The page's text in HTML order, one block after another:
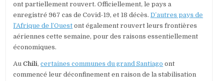
ont partiellement rouvert. Officiellement, le pays a
enregistré 967 cas de Covid-19, et 18 décès.D’autres pays de
l’Afrique de l’Ouest ont également rouvert leurs frontières
aériennes cette semaine, pour des raisons essentiellement
économiques.
Au Chili,certaines communes du grand Santiago ont
commencé leur déconfinement en raison de la stabilisation